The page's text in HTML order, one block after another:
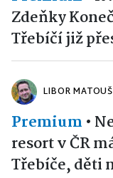
Zdeňky
Třebíčí již
LIBOR
Premium •
resort v ČR
Třebíče, děti